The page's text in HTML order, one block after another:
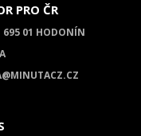
PRO ČR
695 01 HODONÍN